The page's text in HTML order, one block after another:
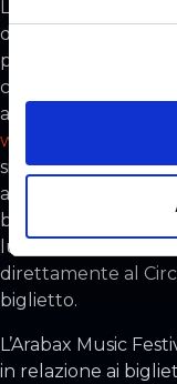
e
l
c
o
n
s
e
n
s
o
La vendita dei
documento
pubblicato sul sito
che emette il
attraverso
singolo Evento.
al pagamento, alla
biglietti, alla
luogo dell’Evento,
direttamente al
biglietto.
L’Arabax Music
in relazione ai